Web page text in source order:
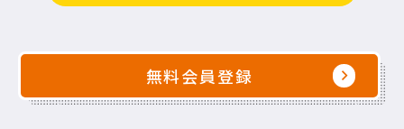
無料会員登録